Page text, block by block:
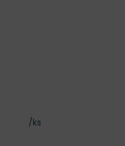
Cena za kus
/ks